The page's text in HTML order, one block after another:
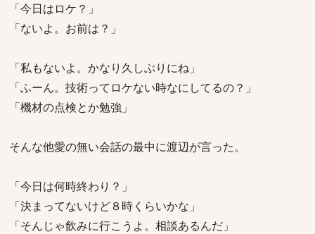
「今日はロケ？」
「ないよ。お前は？」
「私もないよ。かなり久しぶりにね」
「ふーん。技術ってロケない時なにしてるの？」
「機材の点検とか勉強」
そんな他愛の無い会話の最中に渡辺が言った。
「今日は何時終わり？」
「決まってないけど８時くらいかな」
「そんじゃ飲みに行こうよ。相談あるんだ」